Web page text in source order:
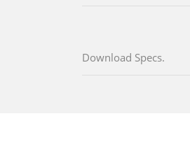
Download Specs.